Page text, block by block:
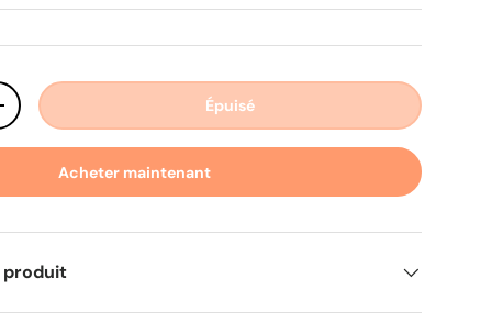
la quantité Épuisé
Acheter maintenant
produit